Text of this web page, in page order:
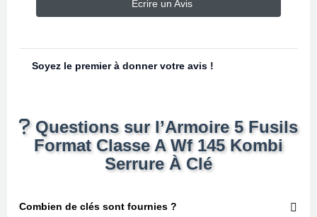
Ecrire un Avis
Soyez le premier à donner votre avis !
Questions sur l’Armoire 5 Fusils
Format Classe A Wf 145 Kombi
Serrure À Clé
Combien de clés sont fournies ?